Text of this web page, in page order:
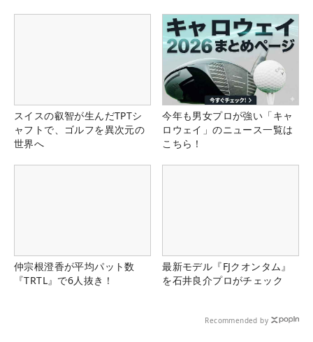
スイスの叡智が生んだTPTシ
ャフトで、ゴルフを異次元の
世界へ
今年も男女プロが強い「キャ
ロウェイ」のニュース一覧は
こちら！
仲宗根澄香が平均パット数
『TRTL』で6人抜き！
最新モデル『FJクオンタム』
を石井良介プロがチェック
Recommended by